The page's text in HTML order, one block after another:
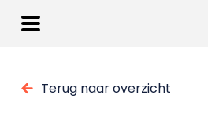
Terug naar overzicht